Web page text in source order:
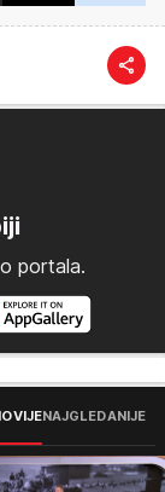
portala.
NAJGLEDANIJE